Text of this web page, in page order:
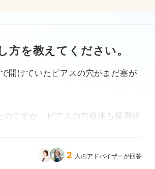
方を教えてください。
開けていたピアスの穴がまだ塞が
ですが、ピアスの穴自体も採用担
す方法があれば具体的に教えてい
2 人のアドバイザーが回答